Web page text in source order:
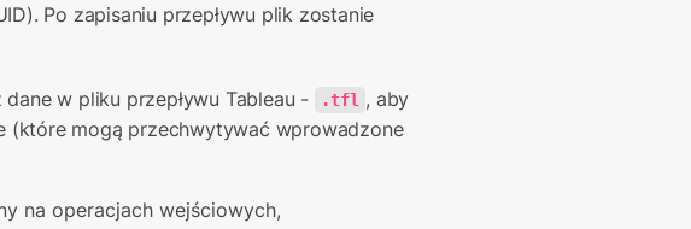
Po zapisaniu przepływu plik zostanie
w pliku przepływu Tableau - .tfl , aby
(które mogą przechwytywać wprowadzone
na operacjach wejściowych,